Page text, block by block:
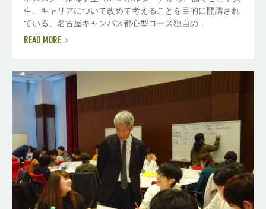
生、キャリアについて改めて考えることを目的に開講され
ている、名古屋キャンパス都心型コース独自の...
READ MORE